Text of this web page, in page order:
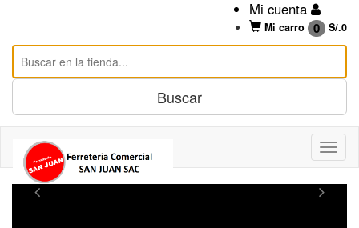
Mi cuenta
Mi carro 0 S/.0